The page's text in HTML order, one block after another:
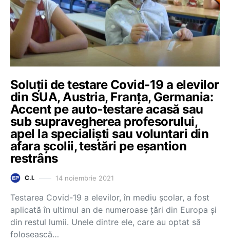
Soluții de testare Covid-19 a elevilor
din SUA, Austria, Franța, Germania:
Accent pe auto-testare acasă sau
sub supravegherea profesorului,
apel la specialiști sau voluntari din
afara școlii, testări pe eșantion
restrâns
C.I. 14 noiembrie 2021
Testarea Covid-19 a elevilor, în mediu școlar, a fost
aplicată în ultimul an de numeroase țări din Europa și
din restul lumii. Unele dintre ele, care au optat să
folosească…